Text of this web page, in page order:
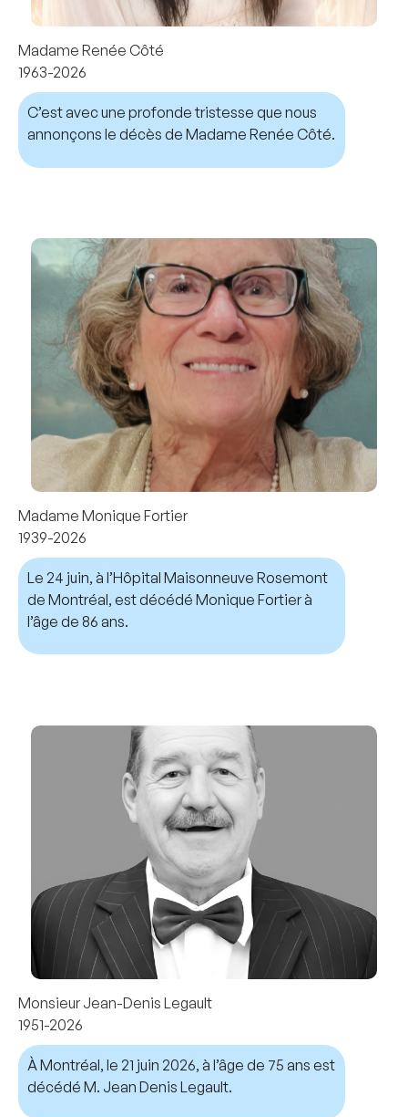
Madame Renée Côté
1963-2026
C’est avec une profonde tristesse que nous
annonçons le décès de Madame Renée Côté.
Madame Monique Fortier
1939-2026
Le 24 juin, à l’Hôpital Maisonneuve Rosemont
de Montréal, est décédé Monique Fortier à
l’âge de 86 ans.
Monsieur Jean-Denis Legault
1951-2026
À Montréal, le 21 juin 2026, à l’âge de 75 ans est
décédé M. Jean Denis Legault.